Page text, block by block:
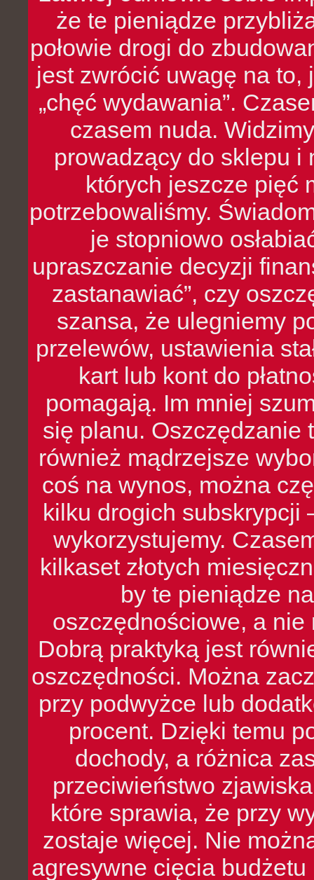
że te pieniądze
połowie drogi do
jest zwrócić uwagę na to,
„chęć wydawania”.
czasem nuda.
prowadzący do sklepu i
których jeszcze pięć
potrzebowaliśmy.
je stopniowo
upraszczanie decyzji
zastanawiać”, czy
szansa, że ulegniemy
przelewów, ustawienia
kart lub kont do
pomagają. Im mniej
się planu. Oszczędzanie
również mądrzejsze
coś na wynos, można
kilku drogich subskrypcji
wykorzystujemy.
kilkaset złotych
by te pieniądze
oszczędnościowe, a nie
Dobrą praktyką jest
oszczędności. Można
przy podwyżce lub
procent. Dzięki temu
dochody, a różnica
przeciwieństwo
które sprawia, że przy
zostaje więcej. Nie
agresywne cięcia